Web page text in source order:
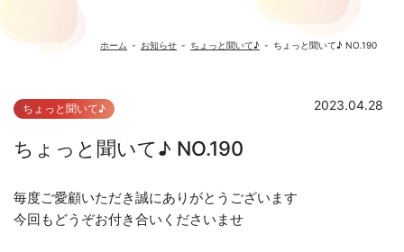
ホーム - お知らせ - ちょっと聞いて♪ - ちょっと聞いて♪ NO.190
ちょっと聞いて♪ 2023.04.28
ちょっと聞いて♪ NO.190
毎度ご愛顧いただき誠にありがとうございます
今回もどうぞお付き合いくださいませ